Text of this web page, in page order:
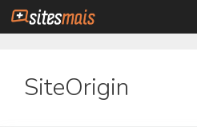
Saltar
para
SiteOrigin